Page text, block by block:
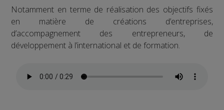
Notamment en terme de réalisation des objectifs fixés
en matière de créations d’entreprises,
d’accompagnement des entrepreneurs, de
développement à l’international et de formation.